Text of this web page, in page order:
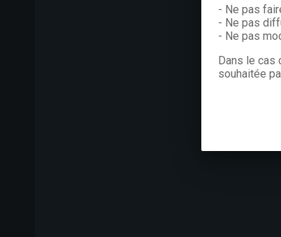
- Ne pas
- Ne pas
- Ne pas
Dans le cas
souhaitée